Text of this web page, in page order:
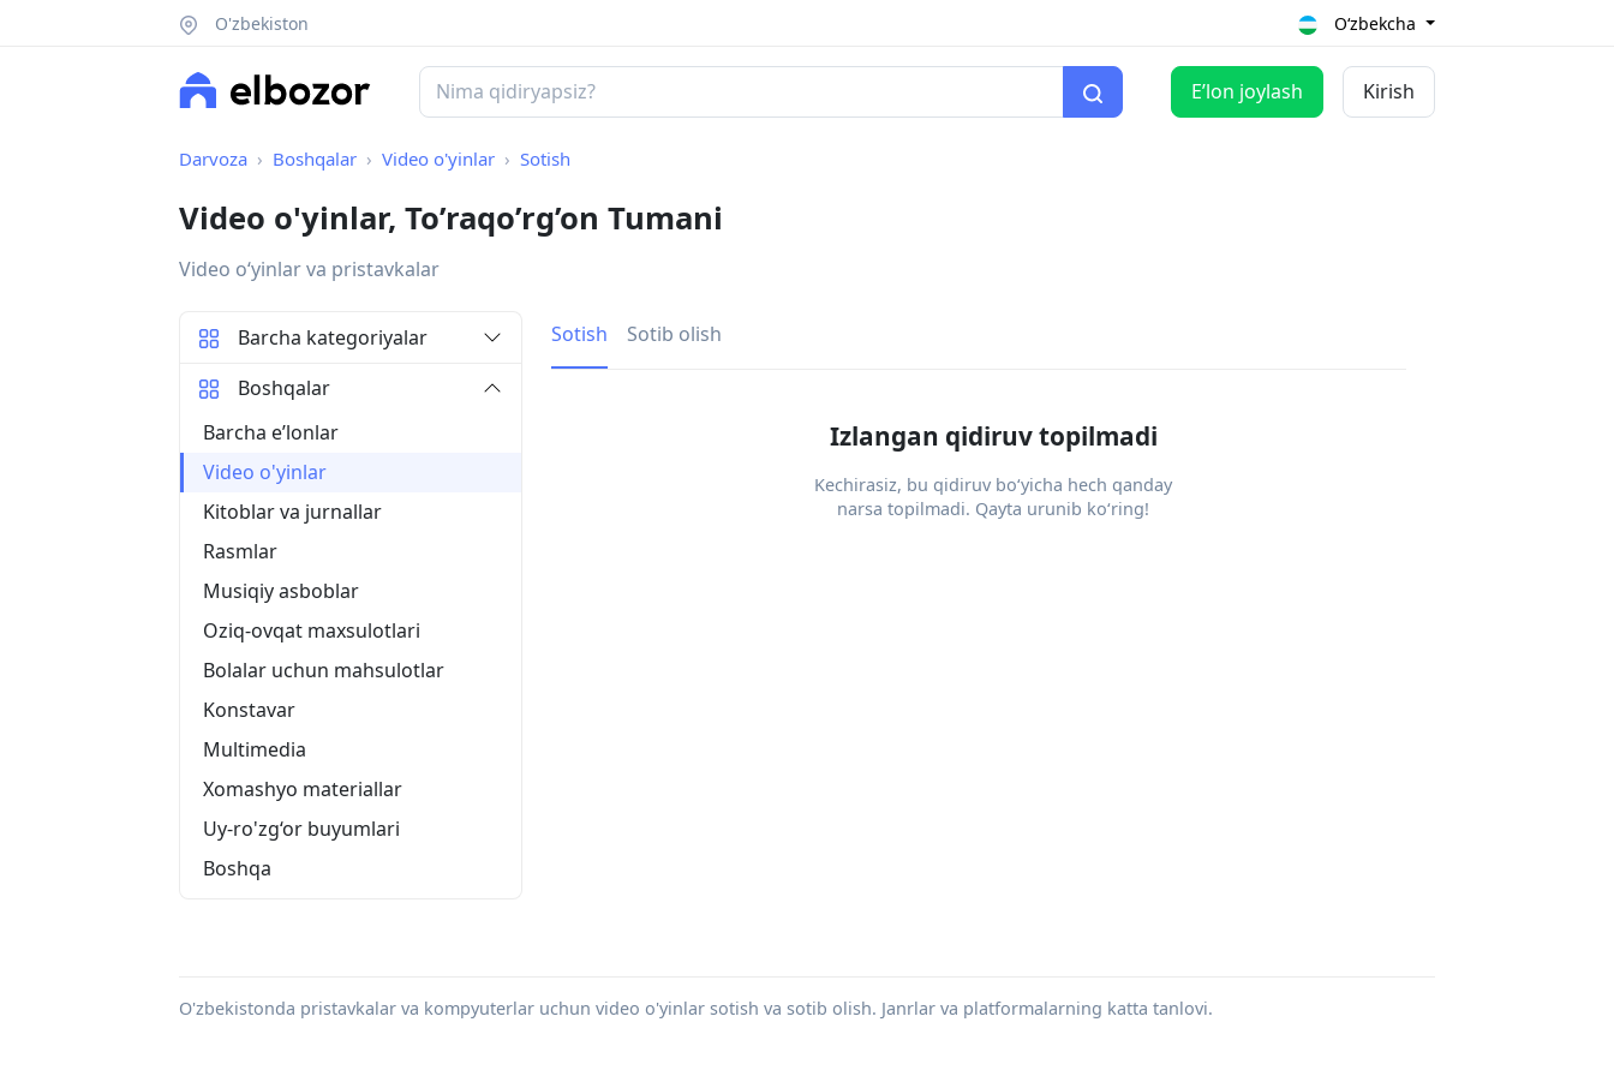
O'zbekiston O‘zbekcha
Eʼlon joylash Kirish
Darvoza Boshqalar Video o'yinlar Sotish
Video o'yinlar, To’raqo’rg’on Tumani
Video oʻyinlar va pristavkalar
Sotish Sotib olish
Izlangan qidiruv topilmadi
Kechirasiz, bu qidiruv bo‘yicha hech qanday
narsa topilmadi. Qayta urunib ko‘ring!
Barcha kategoriyalar
Boshqalar
Barcha eʼlonlar
Video o'yinlar
Kitoblar va jurnallar
Rasmlar
Musiqiy asboblar
Oziq-ovqat maxsulotlari
Bolalar uchun mahsulotlar
Konstavar
Multimedia
Xomashyo materiallar
Uy-ro'zg‘or buyumlari
Boshqa
O'zbekistonda pristavkalar va kompyuterlar uchun video o'yinlar sotish va sotib olish. Janrlar va platformalarning katta tanlovi.